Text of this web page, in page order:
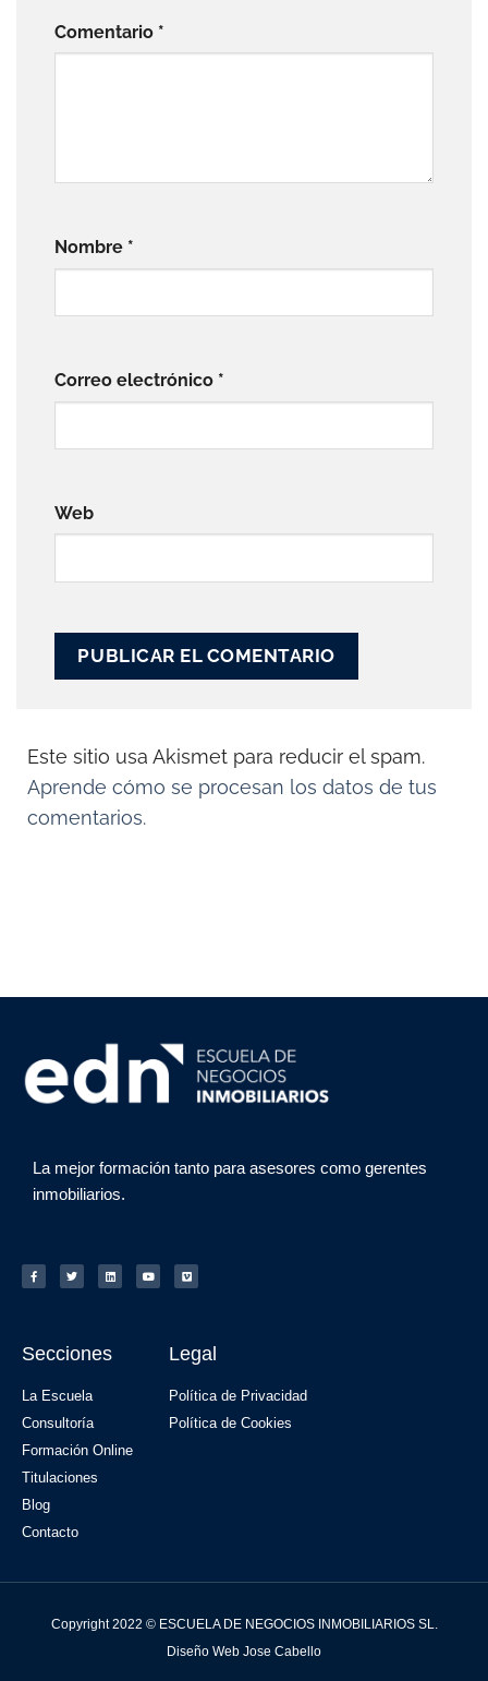
Comentario *
Nombre *
Correo electrónico *
Web
Este sitio usa Akismet para reducir el spam.
Aprende cómo se procesan los datos de tus
comentarios.
La mejor formación tanto para asesores como gerentes
inmobiliarios.
Secciones
La Escuela
Consultoría
Formación Online
Titulaciones
Blog
Contacto
Legal
Política de Privacidad
Política de Cookies
Copyright 2022 © ESCUELA DE NEGOCIOS INMOBILIARIOS SL.
Diseño Web Jose Cabello